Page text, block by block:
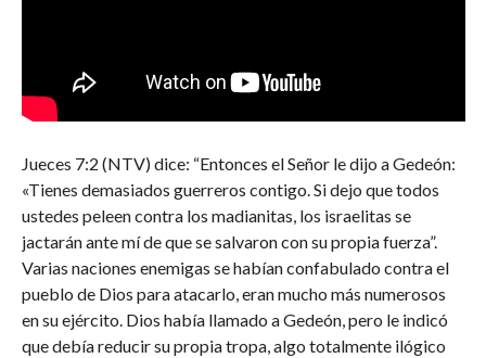
Jueces 7:2 (NTV) dice: “Entonces el Señor le dijo a Gedeón:
«Tienes demasiados guerreros contigo. Si dejo que todos
ustedes peleen contra los madianitas, los israelitas se
jactarán ante mí de que se salvaron con su propia fuerza”.
Varias naciones enemigas se habían confabulado contra el
pueblo de Dios para atacarlo, eran mucho más numerosos
en su ejército. Dios había llamado a Gedeón, pero le indicó
que debía reducir su propia tropa, algo totalmente ilógico